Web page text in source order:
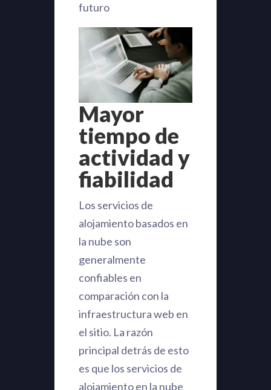
futuro
Mayor
tiempo de
actividad y
fiabilidad
Los servicios de
alojamiento basados ​​en
la nube son
generalmente
confiables en
comparación con la
infraestructura web en
el sitio. La razón
principal detrás de esto
es que los servicios de
alojamiento en la nube